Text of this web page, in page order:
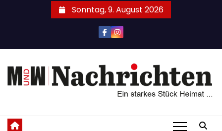
Sonntag, 9. August 2026